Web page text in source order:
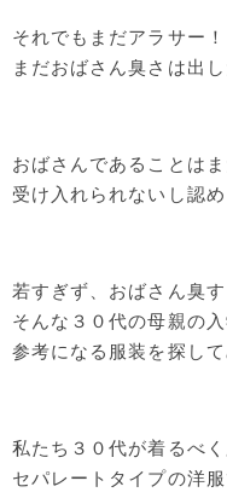
それでもまだアラサー！
まだおばさん臭さは出
おばさんであることは
受け入れられないし認め
若すぎず、おばさん臭
そんな３０代の母親の
参考になる服装を探して
私たち３０代が着るべ
セパレートタイプの洋服